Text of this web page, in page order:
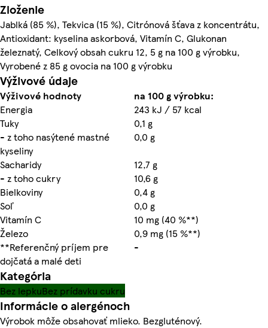
Zloženie
Jablká (85 %), Tekvica (15 %), Citrónová šťava z koncentrátu,
Antioxidant: kyselina askorbová, Vitamín C, Glukonan
železnatý, Celkový obsah cukru 12, 5 g na 100 g výrobku,
Vyrobené z 85 g ovocia na 100 g výrobku
Výživové údaje
Výživové hodnoty
na 100 g výrobku:
Energia
243 kJ / 57 kcal
Tuky
0,1 g
- z toho nasýtené mastné
kyseliny
0,0 g
Sacharidy
12,7 g
- z toho cukry
10,6 g
Bielkoviny
0,4 g
Soľ
0,0 g
Vitamín C
10 mg (40 %**)
Železo
0,9 mg (15 %**)
**Referenčný príjem pre
dojčatá a malé deti
-
Kategória
Bez lepkuBez prídavku cukru
Informácie o alergénoch
Výrobok môže obsahovať mlieko. Bezgluténový.